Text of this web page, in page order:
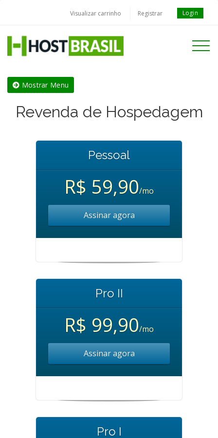
Visualizar carrinho Registrar Login
Toggle
Mostrar Menu
Revenda de Hospedagem
Pessoal
R$ 59,90/mo
Assinar agora
Pro II
R$ 99,90/mo
Assinar agora
Pro I